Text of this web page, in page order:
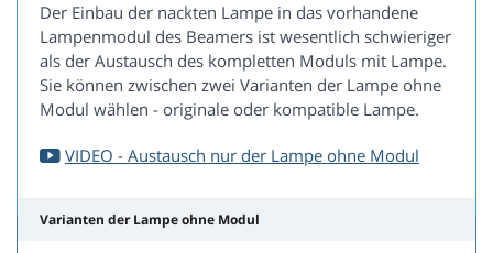
Der Einbau der nackten Lampe in das vorhandene
Lampenmodul des Beamers ist wesentlich schwieriger
als der Austausch des kompletten Moduls mit Lampe.
Sie können zwischen zwei Varianten der Lampe ohne
Modul wählen - originale oder kompatible Lampe.
VIDEO - Austausch nur der Lampe ohne Modul
Varianten der Lampe ohne Modul